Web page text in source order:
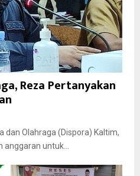
Reza Pertanyakan
dan Olahraga (Dispora) Kaltim,
untuk...